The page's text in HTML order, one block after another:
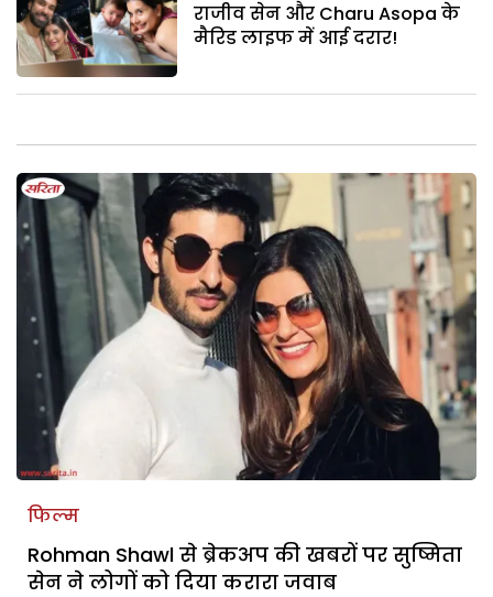
राजीव सेन और Charu Asopa के
मैरिड लाइफ में आई दरार!
फिल्म
Rohman Shawl से ब्रेकअप की खबरों पर सुष्मिता
सेन ने लोगों को दिया करारा जवाब